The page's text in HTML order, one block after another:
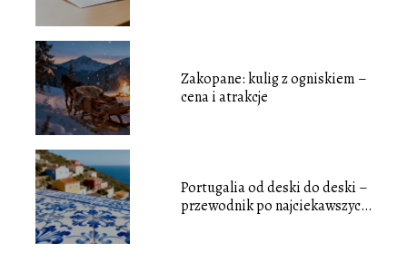
Zakopane: kulig z ogniskiem –
cena i atrakcje
Portugalia od deski do deski –
przewodnik po najciekawszych